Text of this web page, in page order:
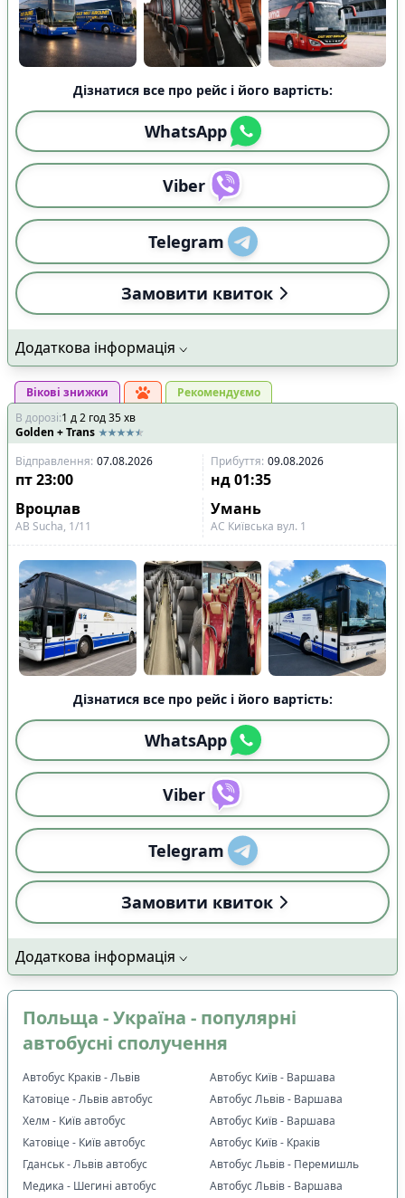
Дізнатися все про рейс і його вартість:
WhatsApp
Viber
Telegram
Замовити квиток
Додаткова інформація
Вікові знижки
Рекомендуємо
В дорозі:1 д2 год35хв
Golden + Trans
Відправлення: 07.08.2026 Прибуття: 09.08.2026
пт23:00 нд 01:35
Вроцлав
Умань
АВ Sucha, 1/11 АС Київська вул. 1
Дізнатися все про рейс і його вартість:
WhatsApp
Viber
Telegram
Замовити квиток
Додаткова інформація
Польща - Україна - популярні
автобусні сполучення
Автобус Краків - Львів
Катовіце - Львів автобус
Хелм - Київ автобус
Катовіце - Київ автобус
Гданськ - Львів автобус
Медика - Шегині автобус
Автобус Київ - Варшава
Автобус Львів - Варшава
Автобус Київ - Варшава
Автобус Київ - Краків
Автобус Львів - Перемишль
Автобус Львів - Варшава